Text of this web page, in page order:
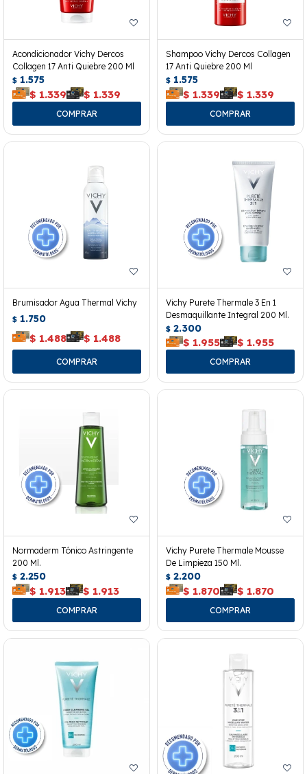
Acondicionador Vichy Dercos
Collagen 17 Anti Quiebre 200 Ml
$ 1.575
$ 1.339 $ 1.339
Shampoo Vichy Dercos Collagen
17 Anti Quiebre 200 Ml
$ 1.575
$ 1.339 $ 1.339
Brumisador Agua Thermal Vichy
$ 1.750
$ 1.488 $ 1.488
Vichy Purete Thermale 3 En 1
Desmaquillante Integral 200 Ml.
$ 2.300
$ 1.955 $ 1.955
Normaderm Tónico Astringente
200 Ml.
$ 2.250
$ 1.913 $ 1.913
Vichy Purete Thermale Mousse
De Limpieza 150 Ml.
$ 2.200
$ 1.870 $ 1.870